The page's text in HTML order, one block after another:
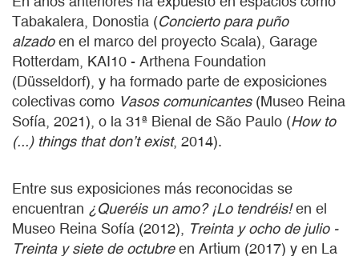
Tabakalera, Donostia (Concierto para puño
alzadoen el marco del proyecto Scala), Garage
Rotterdam, KAI10 - Arthena Foundation
(Düsseldorf), y ha formado parte de exposiciones
colectivas como Vasos comunicantes(Museo Reina
Sofía, 2021), o la 31ª Bienal de São Paulo (How to
(...) things that don’t exist, 2014).
Entre sus exposiciones más reconocidas se
encuentran ¿Queréis un amo? ¡Lo tendréis!en el
Museo Reina Sofía (2012),
Treinta y ocho de julio -
Treinta y siete de octubreen Artium (2017) y en La